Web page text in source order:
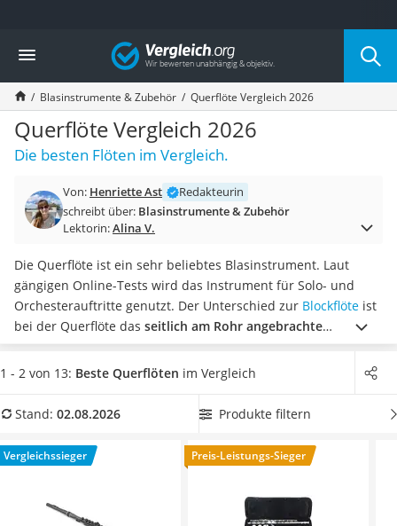
Die beliebtesten Vergleiche nach Kategorie
Freizeit & Sport
Gartentrampolin
Trampolin
Metalldetektor
Eufab-Fahrradträger
Trampolin 366 cm
Aluminium-Koffer
Futterboot
E-Bike-Dreirad
Trekkingschuhe Herren
Reisetasche mit Rollen
Klimmzugstation
Koffer
Nachtsichtgerät
Handgepäck-Koffer
Wanderschuhe Herren
Sicherheitsweste Reiten
Vergleich
Blasinstrumente & Zubehör Querflöte Vergleich 2026
Querflöte Vergleich 2026
Die besten Flöten im Vergleich.
Von: Henriette Ast
Redakteurin
schreibt über: Blasinstrumente & Zubehör
Lektorin:Alina V.
Die Querflöte ist ein sehr beliebtes Blasinstrument. Laut
gängigen Online-Tests wird das Instrument für Solo- und
Orchesterauftritte genutzt. Der Unterschied zur Blockflöte
bei der Querflöte das seitlich am Rohr angebrachte
Anblasloch.Sie sind Musikeinsteiger und wollen lernen, wie
man die Querflöte spielt? Wählen Sie jetzt eine
schnell die Grifftabelle der Querflöte zu meistern. Überzeugt
Student Flute 2.0
mit seinen Eigenschaften.
1 - 2 von 13: Beste Querflöten im Vergleich
Stand: 02.08.2026 Produkte filtern
Vergleichssieger Preis-Leistungs-Sieger